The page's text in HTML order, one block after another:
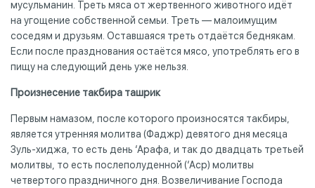
мусульманин. Треть мяса от жертвенного животного идёт
на угощение собственной семьи. Треть — малоимущим
соседям и друзьям. Оставшаяся треть отдаётся беднякам.
Если после празднования остаётся мясо, употреблять его в
пищу на следующий день уже нельзя.
Произнесение такбира ташрик
Первым намазом, после которого произносятся такбиры,
является утренняя молитва (Фаджр) девятого дня месяца
Зуль-хиджа, то есть день ‘Арафа, и так до двадцать третьей
молитвы, то есть послеполуденной (‘Аср) молитвы
четвертого праздничного дня. Возвеличивание Господа